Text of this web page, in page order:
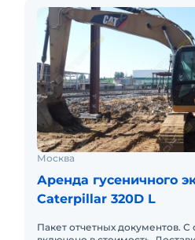
Москва
Аренда гусеничного
Caterpillar 320D L
Пакет отчетных документов.